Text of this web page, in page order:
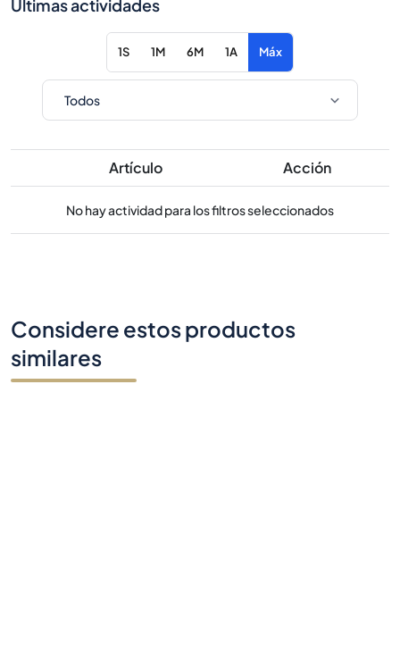
Últimas actividades
1S 1M 6M 1A Máx
Artículo Acción
No hay actividad para los filtros seleccionados
Considere estos productos
similares